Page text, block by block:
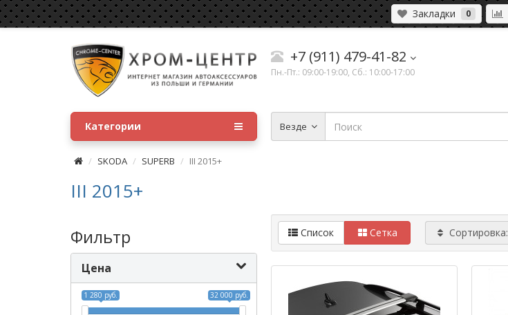
Закладки 0
+7 (911) 479-41-82
Пн.-Пт.: 09:00-19:00, Сб.: 10:00-17:00
Везде
Категории
SKODA SUPERB III 2015+
III 2015+
Фильтр
Цена
1 280 руб. 32 000 руб.
Список Сетка Сортировка: